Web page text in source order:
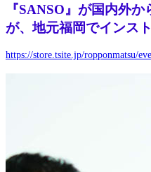
『SANSO』が国内外
が、地元福岡でインス
https://store.tsite.jp/ropponmatsu/